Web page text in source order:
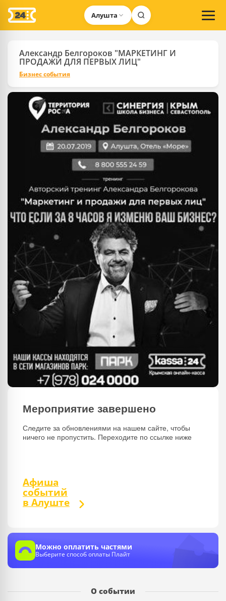
Алушта
Александр Белгороков "МАРКЕТИНГ И
ПРОДАЖИ ДЛЯ ПЕРВЫХ ЛИЦ"
Бизнес события
Мероприятие завершено
Следите за обновлениями на нашем сайте, чтобы
ничего не пропустить. Переходите по ссылке ниже
Афиша
событий
в Алуште
Можно оплатить частями
Выберите способ оплаты Плайт
О событии